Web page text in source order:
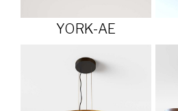
YORK-AE